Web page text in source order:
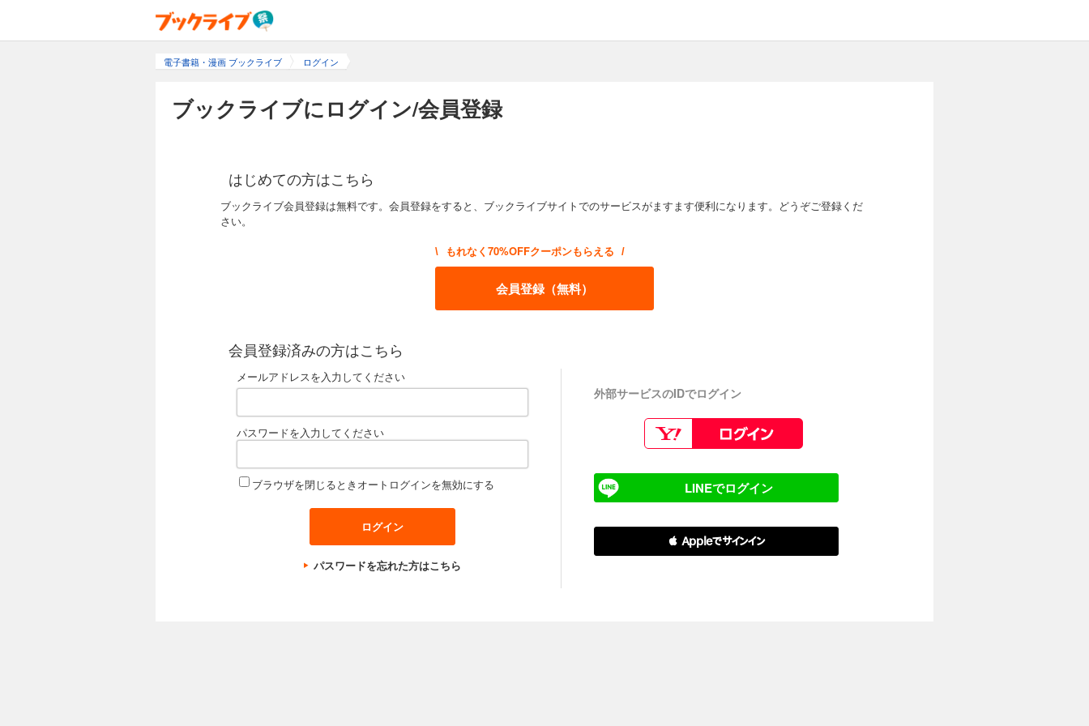
電子書籍・漫画 ブックライブ ログイン
ブックライブにログイン/会員登録
はじめての方はこちら
ブックライブ会員登録は無料です。会員登録をすると、ブックライブサイトでのサービスがますます便利になります。どうぞご登録くだ
さい。
\ もれなく70%OFFクーポンもらえる /
会員登録（無料）
会員登録済みの方はこちら
メールアドレスを入力してください
パスワードを入力してください
ブラウザを閉じるときオートログインを無効にする
パスワードを忘れた方はこちら
外部サービスのIDでログイン
LINEでログイン
 Appleでサインイン